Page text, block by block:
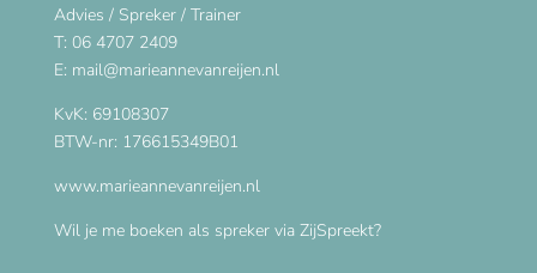
Advies / Spreker / Trainer
T: 06 4707 2409
E: mail@marieannevanreijen.nl
KvK: 69108307
BTW-nr: 176615349B01
www.marieannevanreijen.nl
Wil je me boeken als spreker via ZijSpreekt?